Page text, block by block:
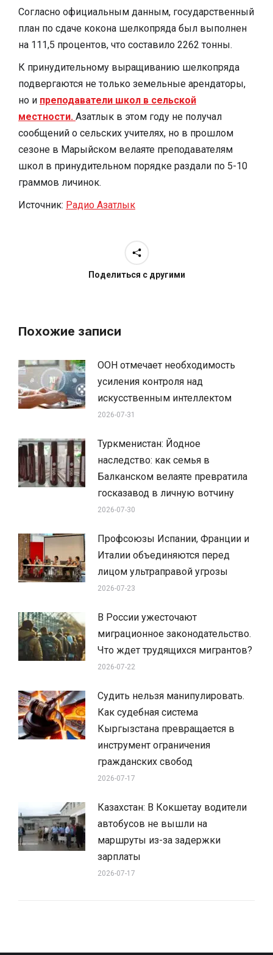
Согласно официальным данным, государственный
план по сдаче кокона шелкопряда был выполнен
на 111,5 процентов, что составило 2262 тонны.
К принудительному выращиванию шелкопряда
подвергаются не только земельные арендаторы,
но и преподаватели школ в сельской
местности. Азатлык в этом году не получал
сообщений о сельских учителях, но в прошлом
сезоне в Марыйском велаяте преподавателям
школ в принудительном порядке раздали по 5-10
граммов личинок.
Источник: Радио Азатлык
Поделиться с другими
Похожие записи
ООН отмечает необходимость
усиления контроля над
искусственным интеллектом
2026-07-31
Туркменистан: Йодное
наследство: как семья в
Балканском велаяте превратила
госказавод в личную вотчину
2026-07-30
Профсоюзы Испании, Франции и
Италии объединяются перед
лицом ультраправой угрозы
2026-07-23
В России ужесточают
миграционное законодательство.
Что ждет трудящихся мигрантов?
2026-07-22
Судить нельзя манипулировать.
Как судебная система
Кыргызстана превращается в
инструмент ограничения
гражданских свобод
2026-07-17
Казахстан: В Кокшетау водители
автобусов не вышли на
маршруты из-за задержки
зарплаты
2026-07-17